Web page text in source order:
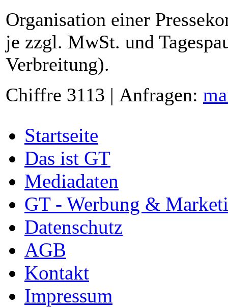
Organisation einer
je zzgl. MwSt. und
Verbreitung).
Chiffre 3113 | Anfragen:
Startseite
Das ist GT
Mediadaten
GT - Werbung &
Datenschutz
AGB
Kontakt
Impressum